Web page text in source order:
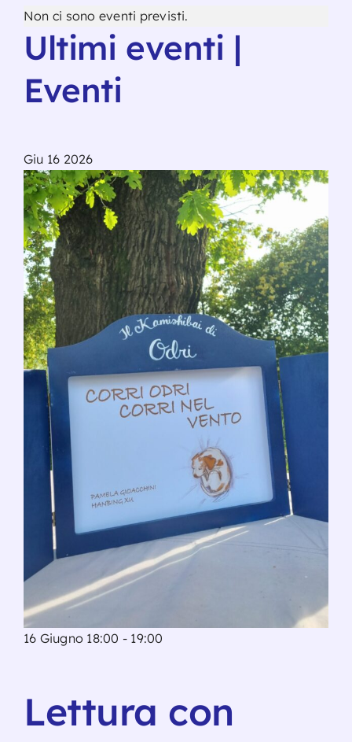
Non ci sono eventi previsti.
Ultimi eventi |
Eventi
Giu 16 2026
16 Giugno 18:00 - 19:00
Lettura con